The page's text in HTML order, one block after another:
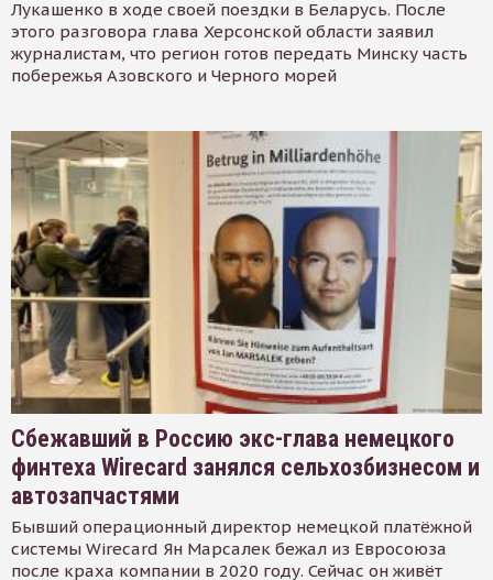
Лукашенко в ходе своей поездки в Беларусь. После
этого разговора глава Херсонской области заявил
журналистам, что регион готов передать Минску часть
побережья Азовского и Черного морей
Сбежавший в Россию экс-глава немецкого
финтеха Wirecard занялся сельхозбизнесом и
автозапчастями
Бывший операционный директор немецкой платёжной
системы Wirecard Ян Марсалек бежал из Евросоюза
после краха компании в 2020 году. Сейчас он живёт